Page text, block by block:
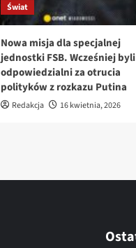
Świat
Nowa misja dla specjalnej
jednostki FSB. Wcześniej byli
odpowiedzialni za otrucia
polityków z rozkazu Putina
Redakcja 16 kwietnia, 2026